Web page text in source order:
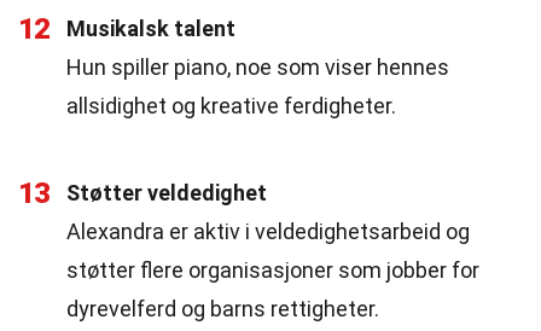
12
Musikalsk talent
Hun spiller piano, noe som viser hennes
allsidighet og kreative ferdigheter.
13
Støtter veldedighet
Alexandra er aktiv i veldedighetsarbeid og
støtter flere organisasjoner som jobber for
dyrevelferd og barns rettigheter.